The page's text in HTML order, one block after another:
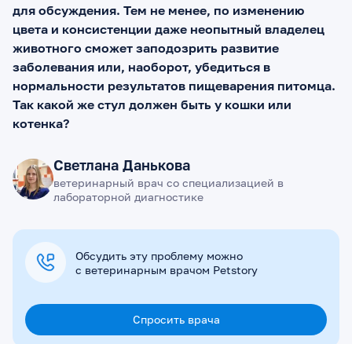
для обсуждения. Тем не менее, по изменению
цвета и консистенции даже неопытный владелец
животного сможет заподозрить развитие
заболевания или, наоборот, убедиться в
нормальности результатов пищеварения питомца.
Так какой же стул должен быть у кошки или
котенка?
Светлана Данькова
ветеринарный врач со специализацией в
лабораторной диагностике
Обсудить эту проблему можно
с ветеринарным врачом Petstory
Спросить врача